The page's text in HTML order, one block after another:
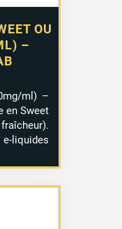
OU
–
ml) –
en Sweet
liquides